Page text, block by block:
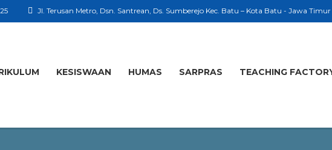
Jl. Terusan Metro, Dsn. Santrean, Ds. Sumberejo Kec. Batu – Kota Batu - Jawa Timur
KESISWAAN HUMAS SARPRAS TEACHING